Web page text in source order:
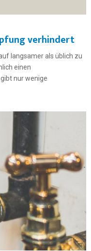
verhindert
langsamer als üblich zu
einen
nur wenige